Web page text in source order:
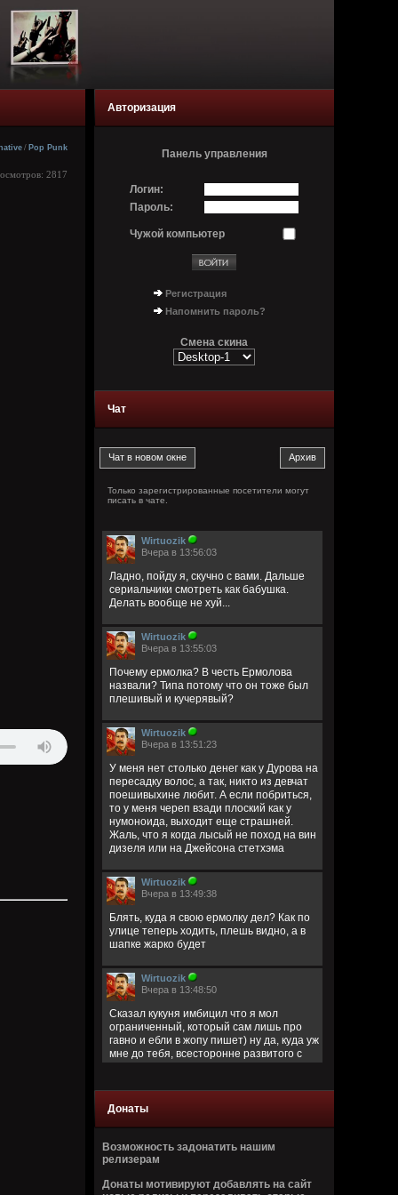
/ Pop Punk
2817
Авторизация
Панель управления
Логин:
Пароль:
Чужой компьютер
Регистрация
Напомнить пароль?
Смена скина
Чат
Только зарегистрированные посетители могут
писать в чате.
Wirtuozik
Вчера в 13:56:03
Ладно, пойду я, скучно с вами. Дальше
сериальчики смотреть как бабушка.
Делать вообще не хуй...
Wirtuozik
Вчера в 13:55:03
Почему ермолка? В честь Ермолова
назвали? Типа потому что он тоже был
плешивый и кучерявый?
Wirtuozik
Вчера в 13:51:23
У меня нет столько денег как у Дурова на
пересадку волос, а так, никто из девчат
поешивыхине любит. А если побриться,
то у меня череп взади плоский как у
нумоноида, выходит еще страшней.
Жаль, что я когда лысый не поход на вин
дизеля или на Джейсона стетхэма
Wirtuozik
Вчера в 13:49:38
Блять, куда я свою ермолку дел? Как по
улице теперь ходить, плешь видно, а в
шапке жарко будет
Wirtuozik
Вчера в 13:48:50
Сказал кукуня имбицил что я мол
ограниченный, который сам лишь про
гавно и ебли в жопу пишет) ну да, куда уж
мне до тебя, всесторонне развитого с
Вчера в 13:40:45
за запрещено цитировать что ли
ограниченый долбаеб просто, заебал
этим, давай там ещё про школьниц
Донаты
Возможность задонатить нашим
релизерам
Донаты мотивируют добавлять на сайт